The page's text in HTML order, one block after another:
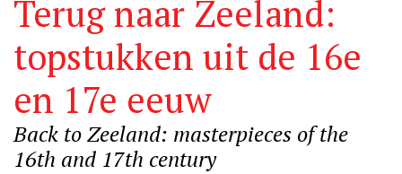
Terug naar Zeeland:
topstukken uit de 16e
en 17e eeuw
Back to Zeeland: masterpieces of the
16th and 17th century